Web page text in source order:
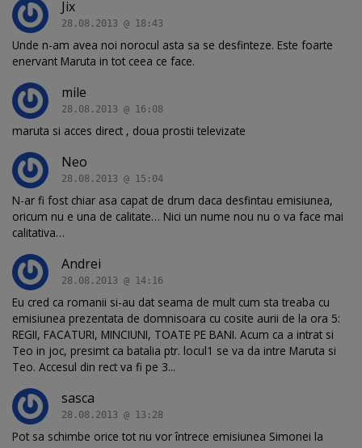
Jix
28.08.2013 @ 18:43
Unde n-am avea noi norocul asta sa se desfinteze. Este foarte
enervant Maruta in tot ceea ce face.
mile
28.08.2013 @ 16:08
maruta si acces direct , doua prostii televizate
Neo
28.08.2013 @ 15:04
N-ar fi fost chiar asa capat de drum daca desfintau emisiunea,
oricum nu e una de calitate… Nici un nume nou nu o va face mai
calitativa…
Andrei
28.08.2013 @ 14:16
Eu cred ca romanii si-au dat seama de mult cum sta treaba cu
emisiunea prezentata de domnisoara cu cosite aurii de la ora 5:
REGII, FACATURI, MINCIUNI, TOATE PE BANI. Acum ca a intrat si
Teo in joc, presimt ca batalia ptr. locul1 se va da intre Maruta si
Teo. Accesul din rect va fi pe 3...
sasca
28.08.2013 @ 13:28
Pot sa schimbe orice tot nu vor întrece emisiunea Simonei la